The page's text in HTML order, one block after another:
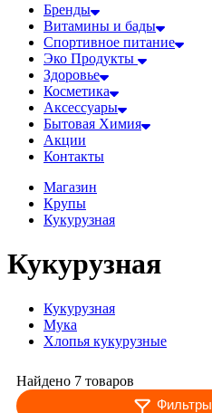
Бренды
Витамины и бады
Спортивное питание
Эко Продукты
Здоровье
Косметика
Аксессуары
Бытовая Химия
Акции
Контакты
Магазин
Крупы
Кукурузная
Кукурузная
Кукурузная
Мука
Хлопья кукурузные
Найдено 7 товаров
Фильтры